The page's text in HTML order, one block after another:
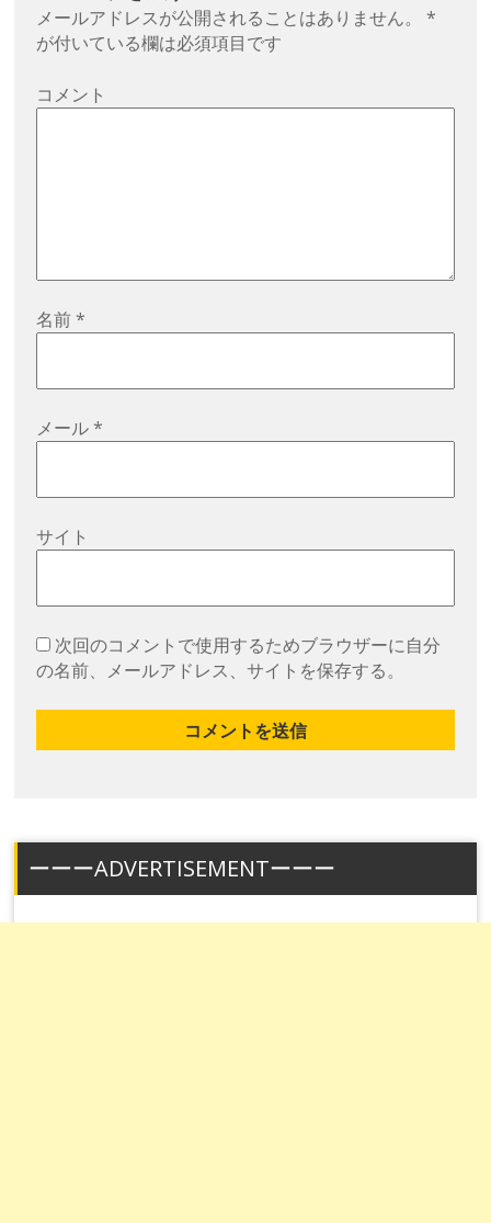
メールアドレスが公開されることはありません。
*
が付いている欄は必須項目です
コメント
名前*
メール*
サイト
次回のコメントで使用するためブラウザーに自分
の名前、メールアドレス、サイトを保存する。
ーーーADVERTISEMENTーーー